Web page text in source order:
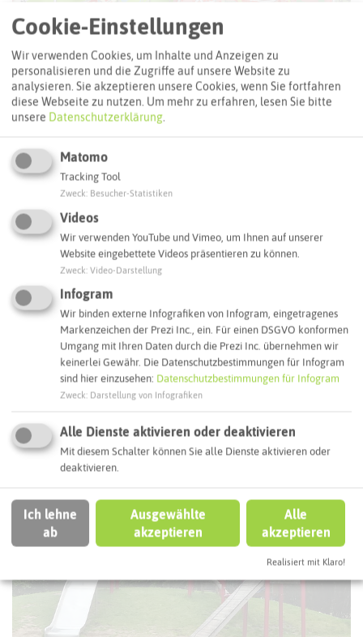
SkateparkBackum
Über den Knöchel / Teichstraße
45699 Herten
Interaktive Karte
Routenplanung zum Ziel:
ÖPNV-Route finden
Autoroute finden
Was ihr hier noch erleben könnt
Cookie-Einstellungen
Wir verwenden Cookies, um Inhalte und Anzeigen zu
personalisieren und die Zugriffe auf unsere Website zu
analysieren. Sie akzeptieren unsere Cookies, wenn Sie fortfahren
diese Webseite zu nutzen. Um mehr zu erfahren, lesen Sie bitte
unsere Datenschutzerklärung.
Matomo
Tracking Tool
Zweck Besucher-Statistiken
Videos
Wir verwenden YouTube und Vimeo, um Ihnen auf unserer
Website eingebettete Videos präsentieren zu können.
Zweck Video-Darstellung
Infogram
Wir binden externe Infografiken von Infogram, eingetragenes
Markenzeichen der Prezi Inc., ein. Für einen DSGVO konformen
Umgang mit Ihren Daten durch die Prezi Inc. übernehmen wir
keinerlei Gewähr. Die Datenschutzbestimmungen für Infogram
sind hier einzusehen: Datenschutzbestimmungen für Infogram
Zweck Darstellung von Infografiken
Alle Dienste aktivieren oder deaktivieren
Mit diesem Schalter können Sie alle Dienste aktivieren oder
deaktivieren.
Ich lehne
ab
Ausgewählte
akzeptieren
Alle
akzeptieren
Realisiert mit Klaro!